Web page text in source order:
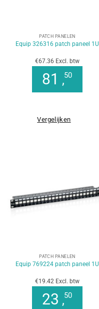
PATCH PANELEN
Equip 326316 patch paneel 1U
€67.36 Excl. btw
81 ,50
Vergelijken
PATCH PANELEN
Equip 769224 patch paneel 1U
€19.42 Excl. btw
23 ,50